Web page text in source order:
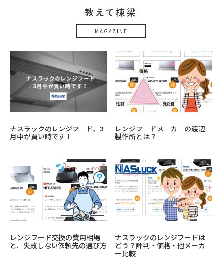
教えて棟梁
MAGAZINE
ナスラックのレンジフード、3
月中が買い時です！
レンジフードメーカーの渡辺
製作所とは？
レンジフード交換の費用相場
と、失敗しない依頼先の選び方
ナスラックのレンジフードは
どう？評判・価格・他メーカ
ー比較